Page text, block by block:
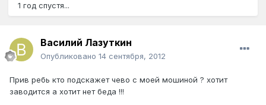
1 год спустя...
Василий Лазуткин
Опубликовано 14 сентября, 2012
Прив ребь кто подскажет чево с моей мошиной ? хотит
заводится а хотит нет беда !!!